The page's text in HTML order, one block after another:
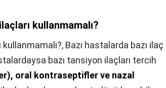
kullanmamalı?
Bazı hastalarda bazı ilaç
bazı tansiyon ilaçları tercih
oral kontraseptifler ve nazal